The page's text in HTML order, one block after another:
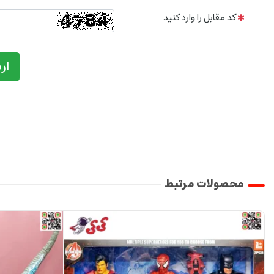
کد مقابل را وارد کنید
محصولات مرتبط